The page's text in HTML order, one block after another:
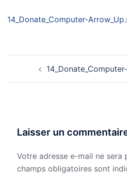
14_Donate_Computer-
d’article
Laisser un
Votre adresse e-mail ne sera
champs obligatoires sont